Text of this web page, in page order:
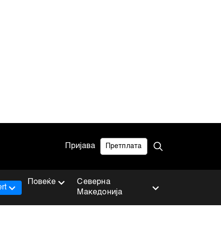
Пријава Претплата
Северна
Македонија
Повеќе